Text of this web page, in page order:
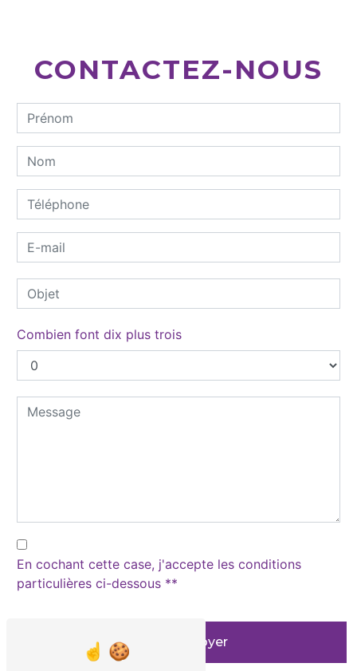
CONTACTEZ-NOUS
Combien font dix plus trois
En cochant cette case, j'accepte les conditions
particulières ci-dessous **
Envoyer